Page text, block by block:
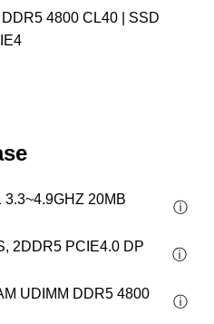
4800 CL40 | SSD
3.3~4.9GHZ 20MB
2DDR5 PCIE4.0 DP
UDIMM DDR5 4800